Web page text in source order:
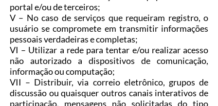
portal e/ou de terceiros;
V – No caso de serviços que requeiram registro, o
usuário se compromete em transmitir informações
pessoais verdadeiras e completas;
VI – Utilizar a rede para tentar e/ou realizar acesso
não autorizado a dispositivos de comunicação,
informação ou computação;
VII – Distribuir, via correio eletrônico, grupos de
discussão ou quaisquer outros canais interativos de
participação, mensagens não solicitadas do tipo